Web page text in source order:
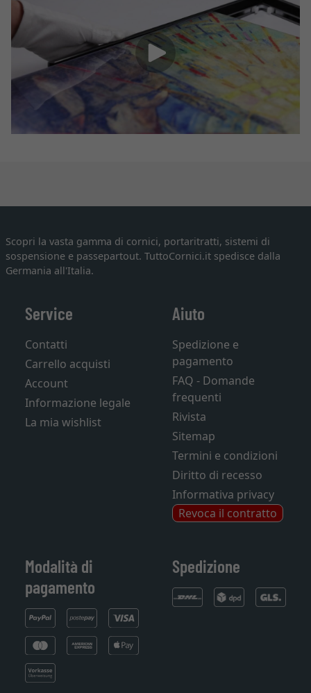
Scopri la vasta gamma di cornici, portaritratti, sistemi di
sospensione e passepartout. TuttoCornici.it spedisce dalla
Germania all'Italia.
Service
Contatti
Carrello acquisti
Account
Informazione legale
La mia wishlist
Aiuto
Spedizione e
pagamento
FAQ - Domande
frequenti
Rivista
Sitemap
Termini e condizioni
Diritto di recesso
Informativa privacy
Revoca il contratto
Modalità di
pagamento
Spedizione